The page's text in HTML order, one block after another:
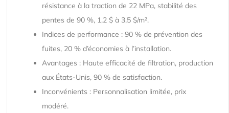
résistance à la traction de 22 MPa, stabilité des
pentes de 90 %, 1,2 $ à 3,5 $/m².
Indices de performance : 90 % de prévention des
fuites, 20 % d’économies à l’installation.
Avantages : Haute efficacité de filtration, production
aux États-Unis, 90 % de satisfaction.
Inconvénients : Personnalisation limitée, prix
modéré.